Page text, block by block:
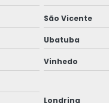
São Vicente
Ubatuba
Vinhedo
Londrina